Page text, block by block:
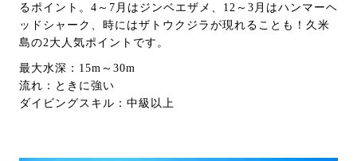
るポイント。4～7月はジンベエザメ、12～3月はハンマーヘ
ッドシャーク、時にはザトウクジラが現れることも！久米
島の2大人気ポイントです。
最大水深：15m～30m
流れ：ときに強い
ダイビングスキル：中級以上